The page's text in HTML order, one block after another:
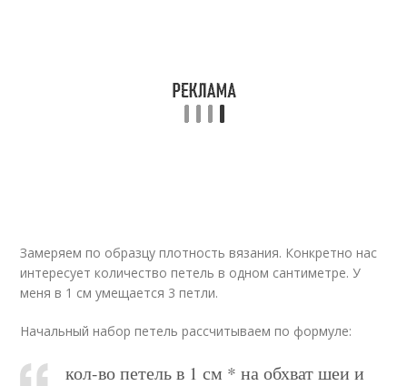
Замеряем по образцу плотность вязания. Конкретно нас
интересует количество петель в одном сантиметре. У
меня в 1 см умещается 3 петли.
Начальный набор петель рассчитываем по формуле:
кол-во петель в 1 см * на обхват шеи и